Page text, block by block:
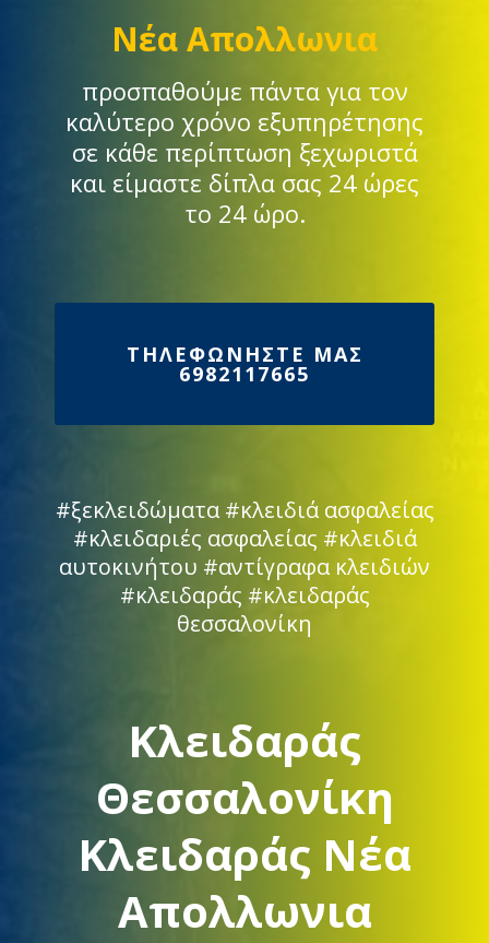
Νέα Απολλωνια
προσπαθούμε πάντα για τον
καλύτερο χρόνο εξυπηρέτησης
σε κάθε περίπτωση ξεχωριστά
και είμαστε δίπλα σας 24 ώρες
το 24 ώρο.
ΤΗΛΕΦΩΝΗΣΤΕ ΜΑΣ
6982117665
#ξεκλειδώματα #κλειδιά ασφαλείας
#κλειδαριές ασφαλείας #κλειδιά
αυτοκινήτου #αντίγραφα κλειδιών
#κλειδαράς #κλειδαράς
θεσσαλονίκη
Κλειδαράς
Θεσσαλονίκη
Κλειδαράς Νέα
Απολλωνια